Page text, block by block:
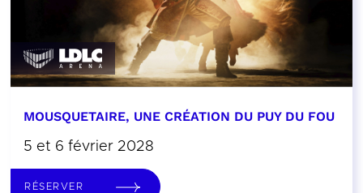
MOUSQUETAIRE, UNE CRÉATION DU PUY DU FOU
5 et 6 février 2028
RÉSERVER